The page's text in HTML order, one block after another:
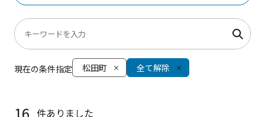
現在の条件指定 松田町 全て解除
件ありました